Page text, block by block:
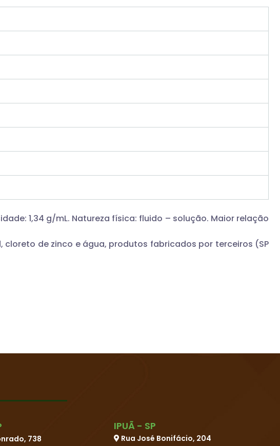
1,34 g/mL. Natureza física: fluido – solução. Maior relação
de zinco e água, produtos fabricados por terceiros (SP
738
IPUÃ - SP
Rua José Bonifácio, 204